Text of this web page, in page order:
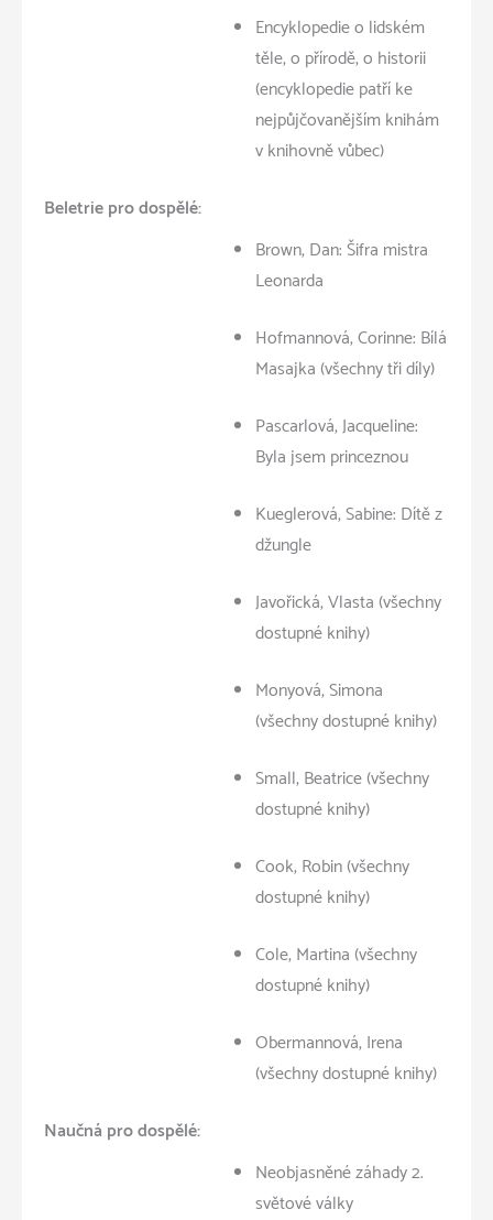
Encyklopedie o lidském
těle, o přírodě, o historii
(encyklopedie patří ke
nejpůjčovanějším knihám
v knihovně vůbec)
Beletrie pro dospělé:
Brown, Dan: Šifra mistra
Leonarda
Hofmannová, Corinne: Bílá
Masajka (všechny tři díly)
Pascarlová, Jacqueline:
Byla jsem princeznou
Kueglerová, Sabine: Dítě z
džungle
Javořická, Vlasta (všechny
dostupné knihy)
Monyová, Simona
(všechny dostupné knihy)
Small, Beatrice (všechny
dostupné knihy)
Cook, Robin (všechny
dostupné knihy)
Cole, Martina (všechny
dostupné knihy)
Obermannová, Irena
(všechny dostupné knihy)
Naučná pro dospělé:
Neobjasněné záhady 2.
světové války